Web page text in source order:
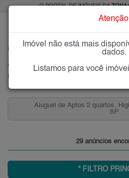
O PORTAL DE IMÓVEIS DAZONA
Alugar Imóveis em Higienópolis,
Aluguel de Aptos 2 quartos,
SP
29 anúncios
* FILTRO
Imóvel não está mais
dados.
Listamos para você